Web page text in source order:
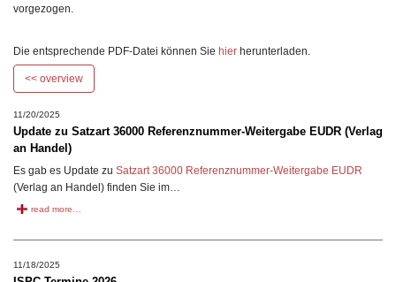
vorgezogen.
Die entsprechende PDF-Datei können Sie hier herunterladen.
<< overview
11/20/2025
Update zu Satzart 36000 Referenznummer-Weitergabe EUDR (Verlag
an Handel)
Es gab es Update zu Satzart 36000 Referenznummer-Weitergabe EUDR
(Verlag an Handel) finden Sie im…
read more…
11/18/2025